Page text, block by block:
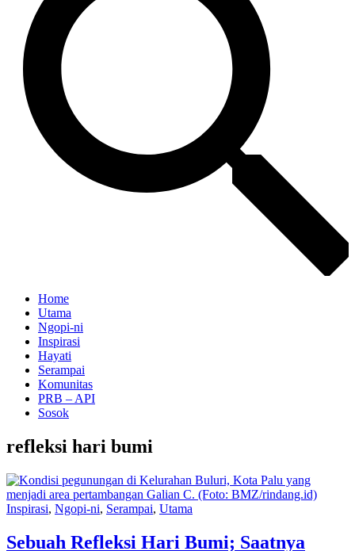
Home
Utama
Ngopi-ni
Inspirasi
Hayati
Serampai
Komunitas
PRB – API
Sosok
refleksi hari bumi
Inspirasi, Ngopi-ni, Serampai, Utama
Sebuah Refleksi Hari Bumi; Saatnya